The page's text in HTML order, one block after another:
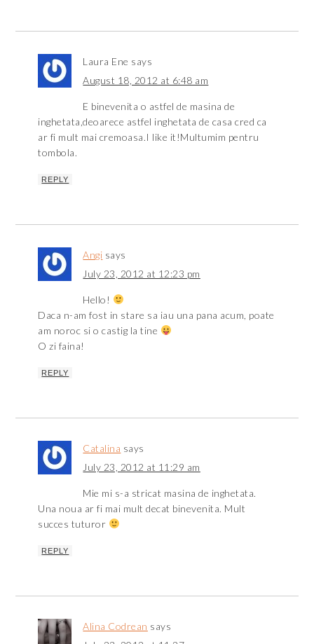
Laura Ene says
August 18, 2012 at 6:48 am
E binevenita o astfel de masina de
inghetata,deoarece astfel inghetata de casa cred ca
ar fi mult mai cremoasa.I like it!Multumim pentru
tombola.
REPLY
Angi says
July 23, 2012 at 12:23 pm
Hello!
Daca n-am fost in stare sa iau una pana acum, poate
am noroc si o castig la tine
O zi faina!
REPLY
Catalina says
July 23, 2012 at 11:29 am
Mie mi s-a stricat masina de inghetata.
Una noua ar fi mai mult decat binevenita. Mult
succes tuturor
REPLY
Alina Codrean says